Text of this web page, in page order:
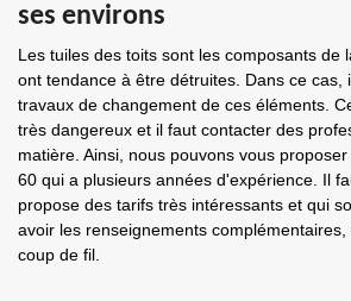
ses environs
Les tuiles des toits sont les composants de
ont tendance à être détruites. Dans ce cas,
travaux de changement de ces éléments.
très dangereux et il faut contacter des
matière. Ainsi, nous pouvons vous
60 qui a plusieurs années d'expérience. Il
propose des tarifs très intéressants et qui
avoir les renseignements
coup de fil.